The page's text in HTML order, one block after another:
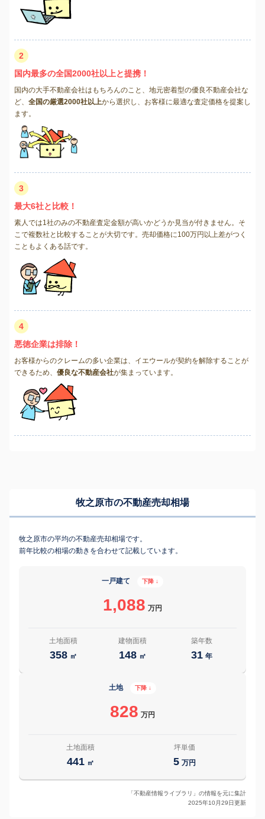
2
国内最多の全国2000社以上と提携！
国内の大手不動産会社はもちろんのこと、地元密着型の優良不動産会社な
ど、 全国の厳選2000社以上から選択し、お客様に最適な査定価格を提案し
ます。
3
最大6社と比較！
素人では1社のみの不動産査定金額が高いかどうか見当が付きません。そ
こで複数社と比較することが大切です。売却価格に100万円以上差がつく
こともよくある話です。
4
悪徳企業は排除！
お客様からのクレームの多い企業は、イエウールが契約を解除することが
できるため、 優良な不動産会社が集まっています。
牧之原市の不動産売却相場
牧之原市の平均の不動産売却相場です。
前年比較の相場の動きを合わせて記載しています。
一戸建て 下降 ↓
1,088 万円
土地面積
358 ㎡
建物面積
148 ㎡
築年数
31 年
土地 下降 ↓
828 万円
土地面積
441 ㎡
坪単価
5 万円
「不動産情報ライブラリ」の情報を元に集計
2025年10月29日更新